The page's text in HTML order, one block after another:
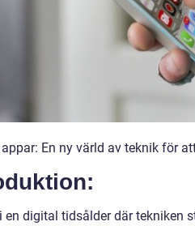
En ny värld av teknik för
en digital tidsålder där tekniken